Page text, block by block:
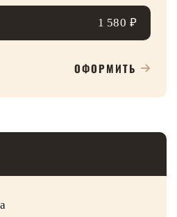
1 580 ₽
ОФОРМИТЬ